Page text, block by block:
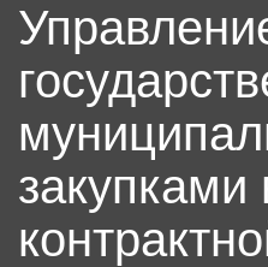
закупками